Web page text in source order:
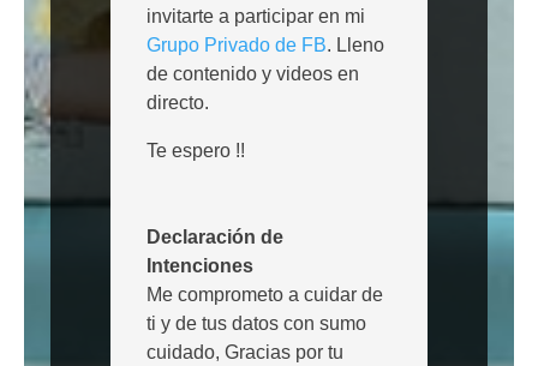
invitarte a participar en mi
Grupo Privado de FB. Lleno
de contenido y videos en
directo.
Te espero !!
Declaración de
Intenciones
Me comprometo a cuidar de
ti y de tus datos con sumo
cuidado, Gracias por tu